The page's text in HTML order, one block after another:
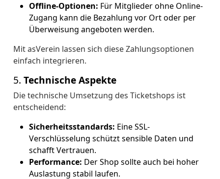
Offline-Optionen: Für Mitglieder ohne Online-
Zugang kann die Bezahlung vor Ort oder per
Überweisung angeboten werden.
Mit asVerein lassen sich diese Zahlungsoptionen
einfach integrieren.
5. Technische Aspekte
Die technische Umsetzung des Ticketshops ist
entscheidend:
Sicherheitsstandards: Eine SSL-
Verschlüsselung schützt sensible Daten und
schafft Vertrauen.
Performance: Der Shop sollte auch bei hoher
Auslastung stabil laufen.